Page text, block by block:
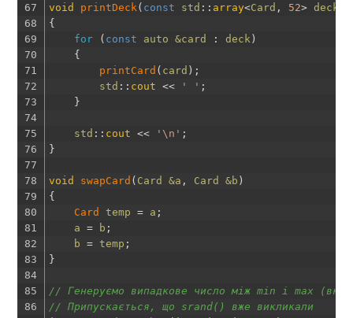
67
68
69
70
71
72
73
74
75
76
77
78
79
80
81
82
83
84
85
86
void printDeck ( const std :: array<Card , 52> deck
{
for
( const auto &card : deck )
{
printCard ( card ) ;
std :: cout << ' ' ;
}
std :: cout << '\n' ;
}
void swapCard ( Card &a , Card &b )
{
Card temp = a ;
a
= b ;
b
= temp ;
}
// Генеруємо випадкове число між min і max
// Припускається, що srand() вже викликали